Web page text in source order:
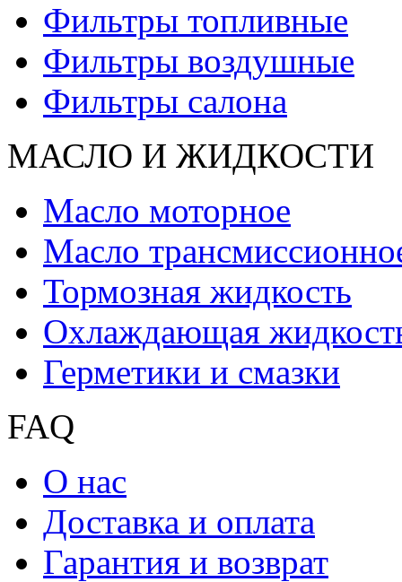
Фильтры топливные
Фильтры воздушные
Фильтры салона
МАСЛО И ЖИДКОCТИ
Масло моторное
Масло
Тормозная жидкость
Охлаждающая
Герметики и смазки
FAQ
О нас
Доставка и оплата
Гарантия и возврат